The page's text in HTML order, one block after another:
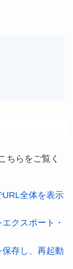
ちらをご覧く
全体を表示
クスポート・
存し、再起動